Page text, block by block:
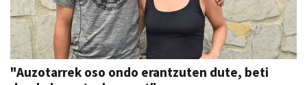
"Auzotarrek oso ondo erantzuten dute, beti